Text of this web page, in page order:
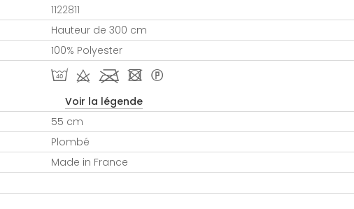
1122811
Hauteur de 300 cm
100% Polyester
I d l - *
Voir la légende
55 cm
Plombé
Made in France